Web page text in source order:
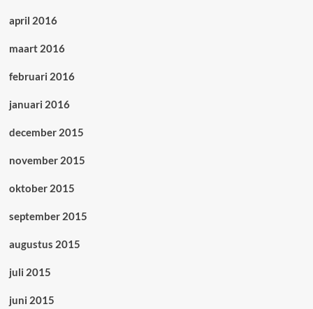
april 2016
maart 2016
februari 2016
januari 2016
december 2015
november 2015
oktober 2015
september 2015
augustus 2015
juli 2015
juni 2015